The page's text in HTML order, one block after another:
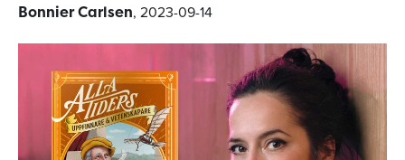
Bonnier Carlsen, 2023-09-14